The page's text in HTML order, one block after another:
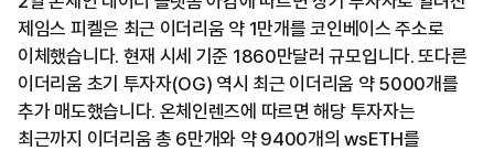
제임스 피켈은 최근 이더리움 약 1만개를 코인베이스 주소로
이체했습니다. 현재 시세 기준 1860만달러 규모입니다. 또다른
이더리움 초기 투자자(OG) 역시 최근 이더리움 약 5000개를
추가 매도했습니다. 온체인렌즈에 따르면 해당 투자자는
최근까지 이더리움 총 6만개와 약 9400개의 wsETH를